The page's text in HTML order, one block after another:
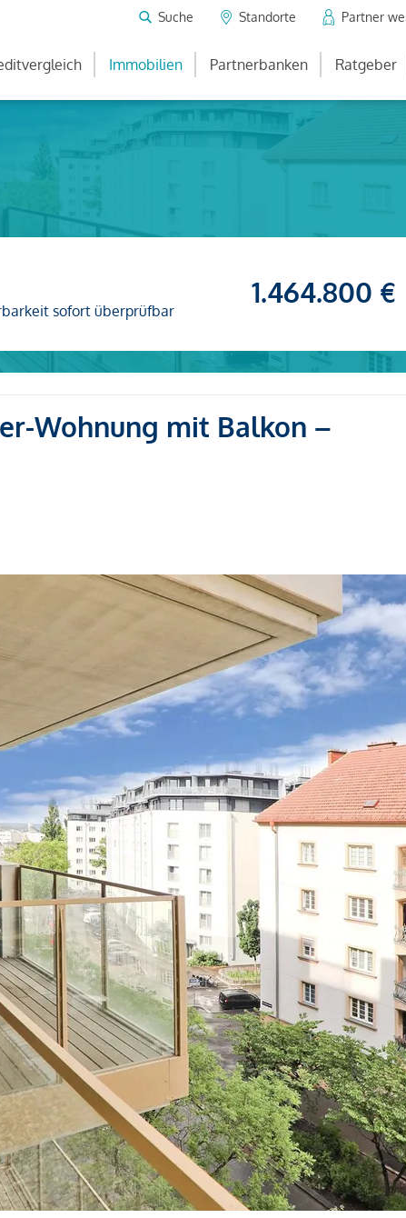
Suche Standorte Partner
Immobilien Partnerbanken Ratgeber
sofort überprüfbar
1.464.800 €
Wohnung mit Balkon –